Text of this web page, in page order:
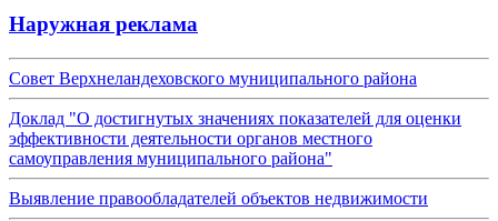
Наружная реклама
Совет Верхнеландеховского муниципального района
Доклад "О достигнутых значениях показателей для оценки
эффективности деятельности органов местного
самоуправления муниципального района"
Выявление правообладателей объектов недвижимости